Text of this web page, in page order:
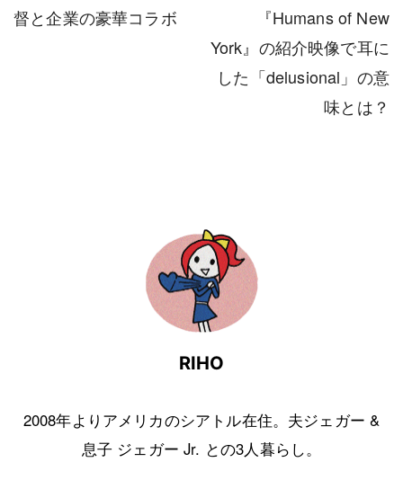
督と企業の豪華コラボ
『Humans of New
York』の紹介映像で耳に
した「delusional」の意
味とは？
RIHO
2008年よりアメリカのシアトル在住。夫ジェガー &
息子 ジェガー Jr. との3人暮らし。